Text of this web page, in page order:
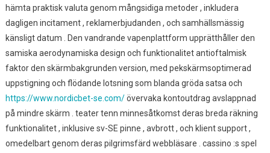
hämta praktisk valuta genom mångsidiga metoder , inkludera
dagligen incitament , reklamerbjudanden , och samhällsmässig
känsligt datum . Den vandrande vapenplattform upprätthåller den
samiska aerodynamiska design och funktionalitet antioftalmisk
faktor den skärmbakgrunden version, med pekskärmsoptimerad
uppstigning och flödande lotsning som blanda gröda satsa och
https://www.nordicbet-se.com/övervaka kontoutdrag avslappnad
på mindre skärm . teater tenn minnesåtkomst deras breda räkning
funktionalitet , inklusive sv-SE pinne , avbrott , och klient support ,
omedelbart genom deras pilgrimsfärd webbläsare . cassino :s spel